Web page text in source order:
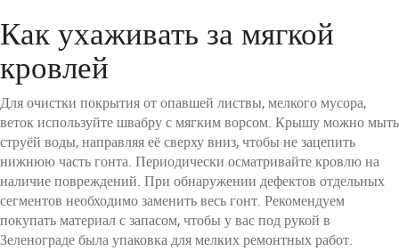
Как ухаживать за мягкой
кровлей
Для очистки покрытия от опавшей листвы, мелкого мусора,
веток используйте швабру с мягким ворсом. Крышу можно мыть
струёй воды, направляя её сверху вниз, чтобы не зацепить
нижнюю часть гонта. Периодически осматривайте кровлю на
наличие повреждений. При обнаружении дефектов отдельных
сегментов необходимо заменить весь гонт. Рекомендуем
покупать материал с запасом, чтобы у вас под рукой в
Зеленограде была упаковка для мелких ремонтных работ.